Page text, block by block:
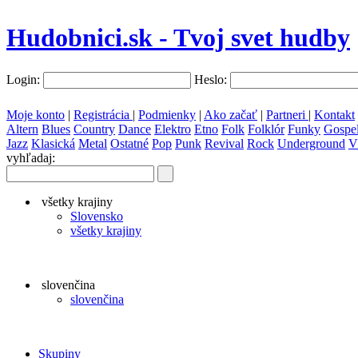
Hudobnici.sk - Tvoj svet hudby
Login: Heslo:
Moje konto | Registrácia | Podmienky | Ako začať | Partneri | Kontakt
Altern Blues Country Dance Elektro Etno Folk Folklór Funky Gospel
Jazz Klasická Metal Ostatné Pop Punk Revival Rock Underground
vyhľadaj:
všetky krajiny
Slovensko
všetky krajiny
slovenčina
slovenčina
Skupiny